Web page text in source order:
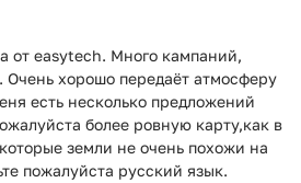
от easytech. Много кампаний,
Очень хорошо передаёт атмосферу
есть несколько предложений
более ровную карту,как в
земли не очень похожи на
пожалуйста русский язык.